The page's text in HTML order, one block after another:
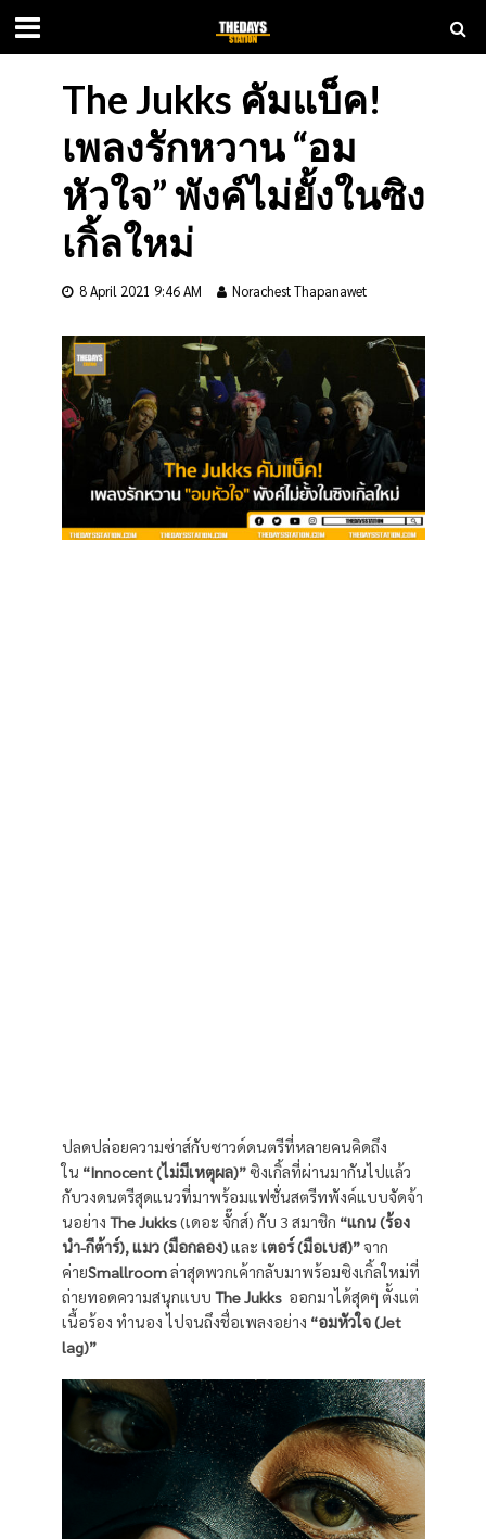
The Jukks คัมแบ็ค!
เพลงรักหวาน “อม
หัวใจ” พังค์ไม่ยั้งในซิง
เกิ้ลใหม่
8 April 2021 9:46 AM Norachest Thapanawet
ปลดปล่อยความซ่าส์กับซาวด์ดนตรีที่หลายคนคิดถึง
ใน “Innocent (ไม่มีเหตุผล)”ซิงเกิ้ลที่ผ่านมากันไปแล้ว
กับวงดนตรีสุดแนวที่มาพร้อมแฟชั่นสตรีทพังค์แบบจัดจ้า
นอย่าง The Jukks(เดอะ จั๊กส์) กับ 3 สมาชิก “แกน (ร้อง
นำ-กีต้าร์), แมว (มือกลอง)และ เตอร์ (มือเบส)”จาก
ค่ายSmallroomล่าสุดพวกเค้ากลับมาพร้อมซิงเกิ้ลใหม่ที่
ถ่ายทอดความสนุกแบบ The Jukks ออกมาได้สุดๆ ตั้งแต่
เนื้อร้อง ทำนอง ไปจนถึงชื่อเพลงอย่าง “อมหัวใจ (Jet
lag)”